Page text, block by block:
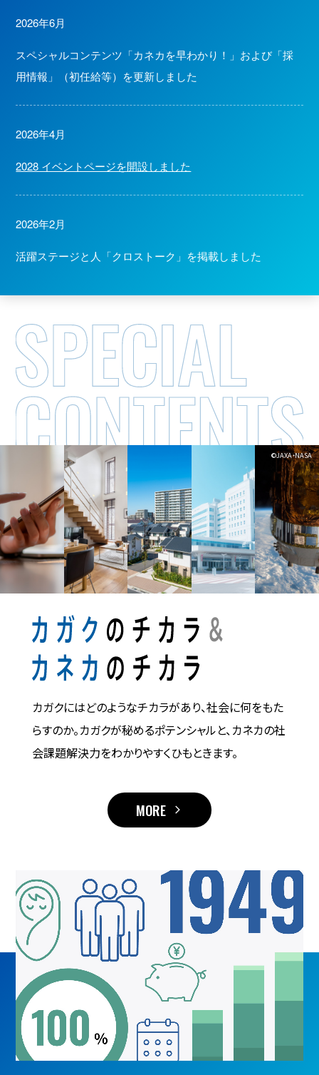
2026年6月
スペシャルコンテンツ「カネカを早わかり！」および「採
用情報」（初任給等）を更新しました
2026年4月
2028 イベントページを開設しました
2026年2月
活躍ステージと人「クロストーク」を掲載しました
©JAXA・NASA
カガクにはどのようなチカラがあり、社会に何をもた
らすのか。カガクが秘めるポテンシャルと、カネカの社
会課題解決力をわかりやすくひもときます。
MORE